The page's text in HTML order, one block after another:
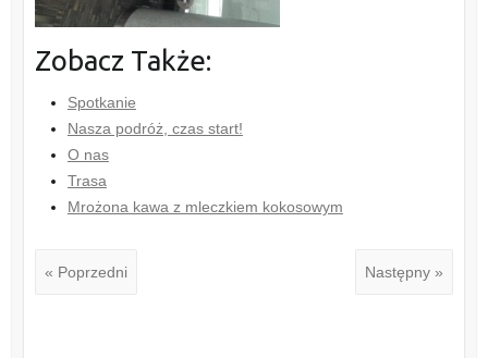
Zobacz Także:
Spotkanie
Nasza podróż, czas start!
O nas
Trasa
Mrożona kawa z mleczkiem kokosowym
« Poprzedni Następny »